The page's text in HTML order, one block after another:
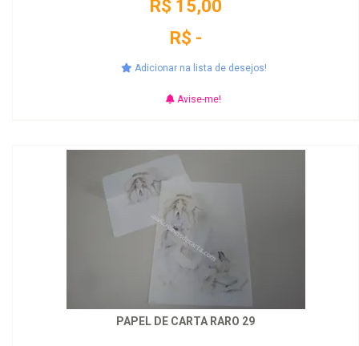
R$ 15,00
R$ -
Adicionar na lista de desejos!
Avise-me!
PAPEL DE CARTA RARO 29